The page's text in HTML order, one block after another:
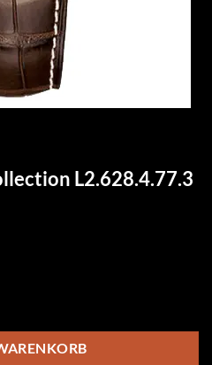
L2.628.4.77.3
€.